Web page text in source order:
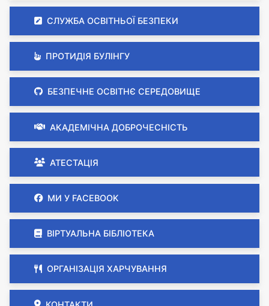
СЛУЖБА ОСВІТНЬОЇ БЕЗПЕКИ
ПРОТИДІЯ БУЛІНГУ
БЕЗПЕЧНЕ ОСВІТНЄ СЕРЕДОВИЩЕ
АКАДЕМІЧНА ДОБРОЧЕСНІСТЬ
АТЕСТАЦІЯ
МИ У FACEBOOK
ВІРТУАЛЬНА БІБЛІОТЕКА
ОРГАНІЗАЦІЯ ХАРЧУВАННЯ